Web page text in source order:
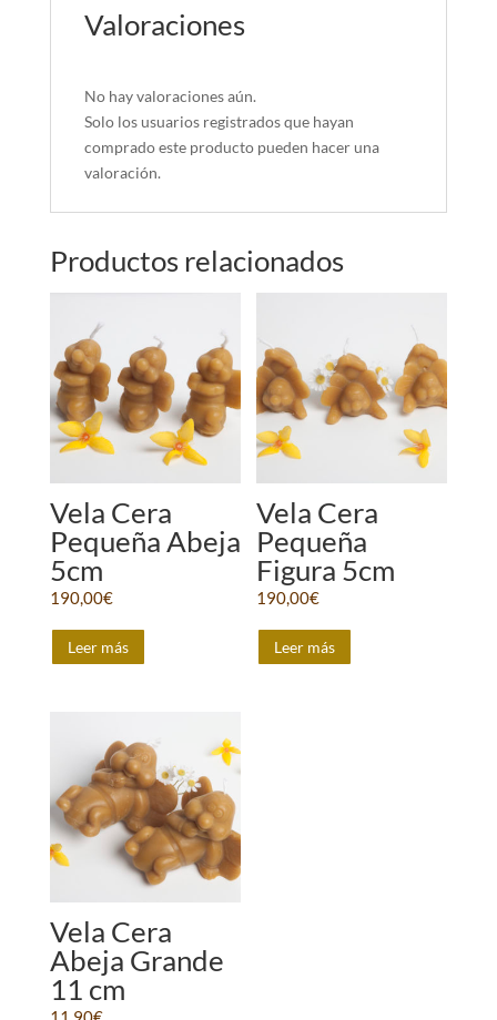
Valoraciones
No hay valoraciones aún.
Solo los usuarios registrados que hayan
comprado este producto pueden hacer una
valoración.
Productos relacionados
Vela Cera
Pequeña Abeja
5cm
190,00€
Leer más
Vela Cera
Pequeña
Figura 5cm
190,00€
Leer más
Vela Cera
Abeja Grande
11 cm